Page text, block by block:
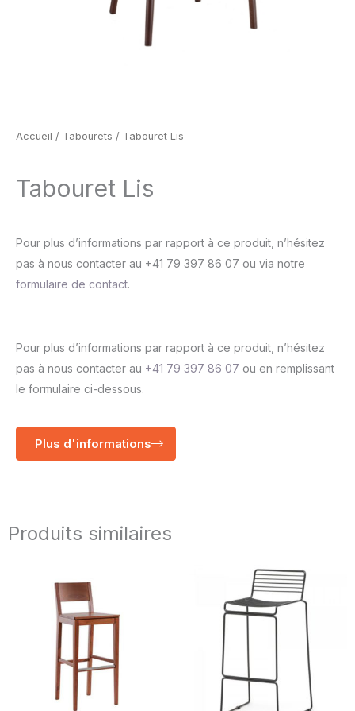
Accueil / Tabourets / Tabouret Lis
Tabouret Lis
Pour plus d’informations par rapport à ce produit, n’hésitez
pas à nous contacter au +41 79 397 86 07 ou via notre
formulaire de contact.
Pour plus d’informations par rapport à ce produit, n’hésitez
pas à nous contacter au +41 79 397 86 07 ou en remplissant
le formulaire ci-dessous.
Plus d'informations
Produits similaires